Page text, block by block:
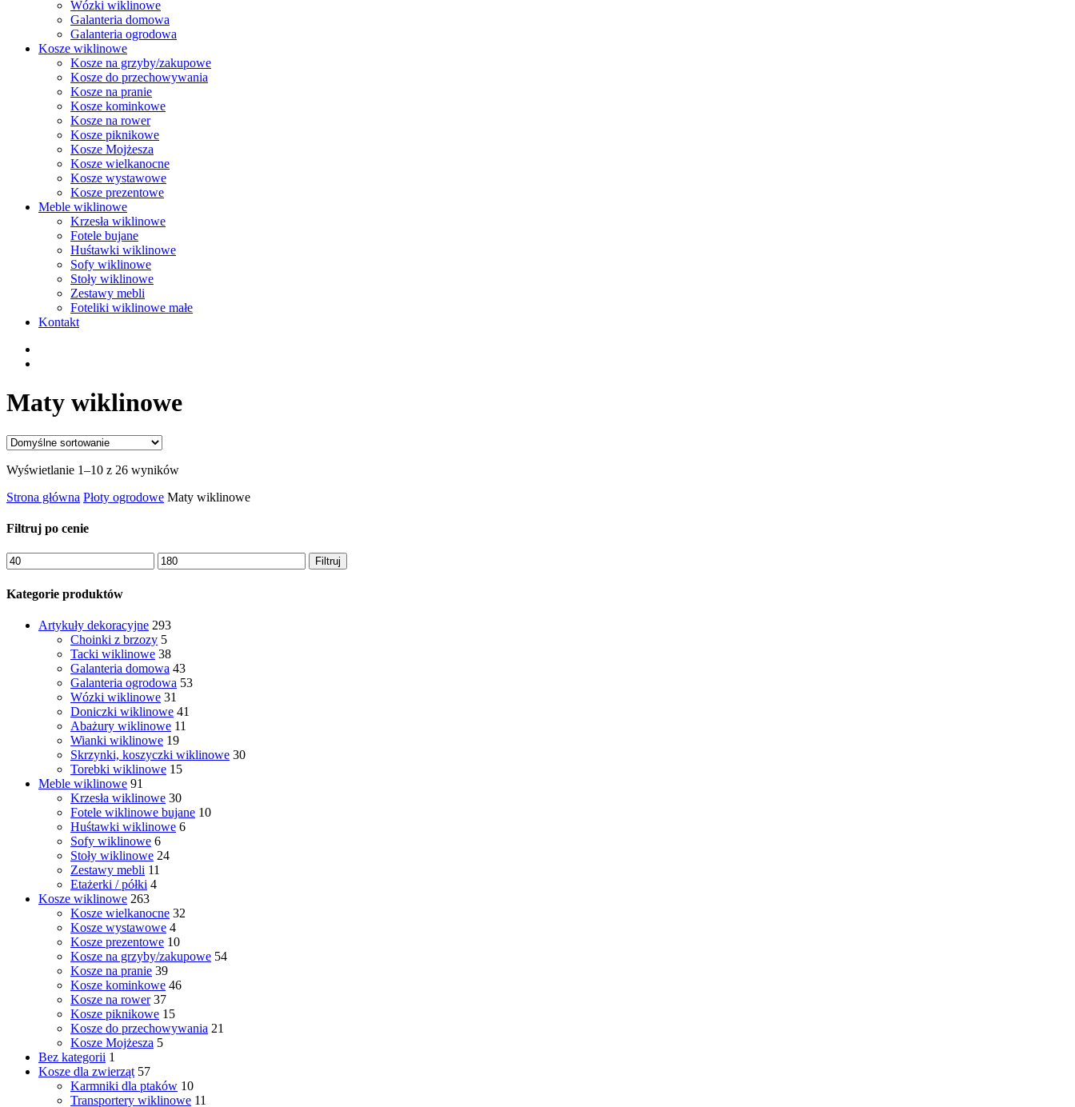
Wózki wiklinowe
Galanteria domowa
Galanteria ogrodowa
Kosze wiklinowe
Kosze na grzyby/zakupowe
Kosze do przechowywania
Kosze na pranie
Kosze kominkowe
Kosze na rower
Kosze piknikowe
Kosze Mojżesza
Kosze wielkanocne
Kosze wystawowe
Kosze prezentowe
Meble wiklinowe
Krzesła wiklinowe
Fotele bujane
Huśtawki wiklinowe
Sofy wiklinowe
Stoły wiklinowe
Zestawy mebli
Foteliki wiklinowe małe
Kontakt
Maty wiklinowe
Wyświetlanie 1–10 z 26 wyników
Strona główna Płoty ogrodowe Maty wiklinowe
Filtruj po cenie
Cena
min.
Cena
maks.
Filtruj
Kategorie produktów
Artykuły dekoracyjne 293
Choinki z brzozy 5
Tacki wiklinowe 38
Galanteria domowa 43
Galanteria ogrodowa 53
Wózki wiklinowe 31
Doniczki wiklinowe 41
Abażury wiklinowe 11
Wianki wiklinowe 19
Skrzynki, koszyczki wiklinowe 30
Torebki wiklinowe 15
Meble wiklinowe 91
Krzesła wiklinowe 30
Fotele wiklinowe bujane 10
Huśtawki wiklinowe 6
Sofy wiklinowe 6
Stoły wiklinowe 24
Zestawy mebli 11
Etażerki / półki 4
Kosze wiklinowe 263
Kosze wielkanocne 32
Kosze wystawowe 4
Kosze prezentowe 10
Kosze na grzyby/zakupowe 54
Kosze na pranie 39
Kosze kominkowe 46
Kosze na rower 37
Kosze piknikowe 15
Kosze do przechowywania 21
Kosze Mojżesza 5
Bez kategorii 1
Kosze dla zwierząt 57
Karmniki dla ptaków 10
Transportery wiklinowe 11